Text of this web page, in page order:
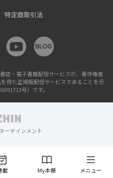
載 My本棚 メニュー
特定商取引法
店・電子書籍配信サービスが、著作権者
得た正規版配信サービスであることを示
号）です。
ーテインメント